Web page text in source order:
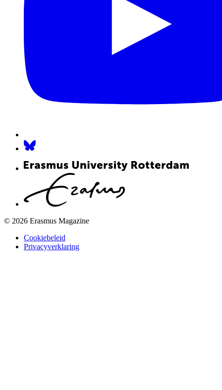
© 2026 Erasmus Magazine
Cookiebeleid
Privacyverklaring